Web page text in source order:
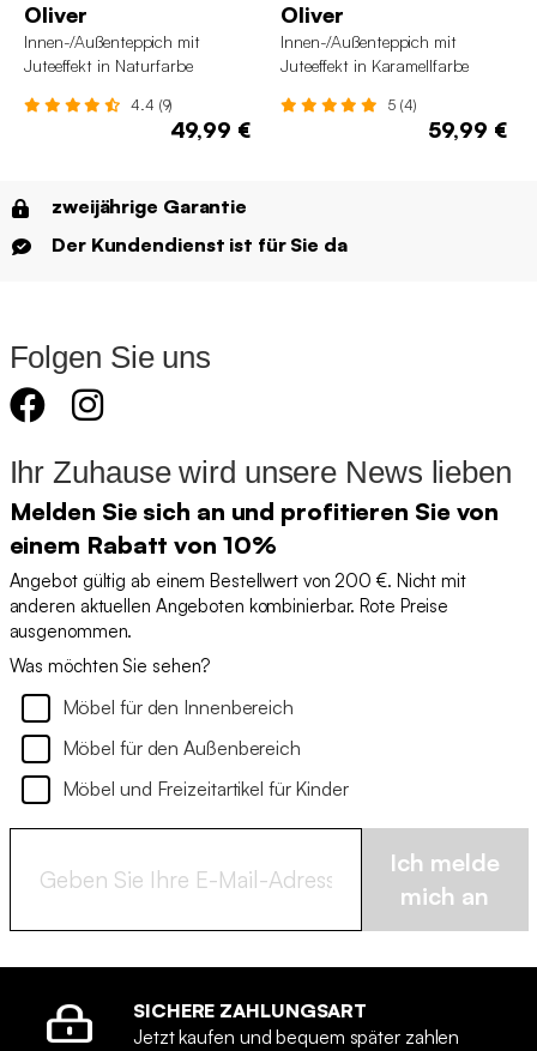
Oliver
Innen-/Außenteppich mit
Juteeffekt in Naturfarbe
4.4 (9)
49,99 €
Oliver
Innen-/Außenteppich mit
Juteeffekt in Karamellfarbe
5 (4)
59,99 €
zweijährige Garantie
Der Kundendienst ist für Sie da
Folgen Sie uns
Ihr Zuhause wird unsere News lieben
Melden Sie sich an und profitieren Sie von
einem Rabatt von 10%
Angebot gültig ab einem Bestellwert von 200 €. Nicht mit
anderen aktuellen Angeboten kombinierbar. Rote Preise
ausgenommen.
Was möchten Sie sehen?
Möbel für den Innenbereich
Möbel für den Außenbereich
Möbel und Freizeitartikel für Kinder
Ich melde
mich an
SICHERE ZAHLUNGSART
Jetzt kaufen und bequem später zahlen